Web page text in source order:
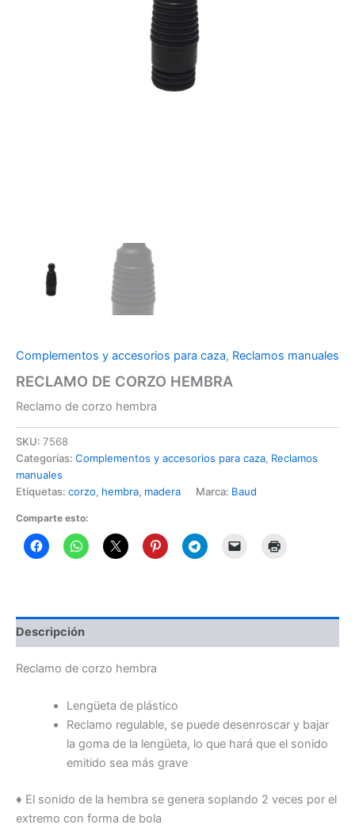
Complementos y accesorios para caza, Reclamos manuales
RECLAMO DE CORZO HEMBRA
Reclamo de corzo hembra
SKU: 7568
Categorías: Complementos y accesorios para caza, Reclamos
manuales
Etiquetas: corzo, hembra, madera Marca: Baud
Comparte esto:
Descripción
Reclamo de corzo hembra
Lengüeta de plástico
Reclamo regulable, se puede desenroscar y bajar
la goma de la lengüeta, lo que hará que el sonido
emitido sea más grave
♦ El sonido de la hembra se genera soplando 2 veces por el
extremo con forma de bola